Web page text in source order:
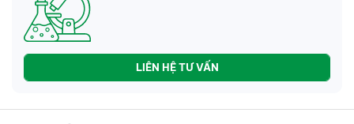
LIÊN HỆ TƯ VẤN